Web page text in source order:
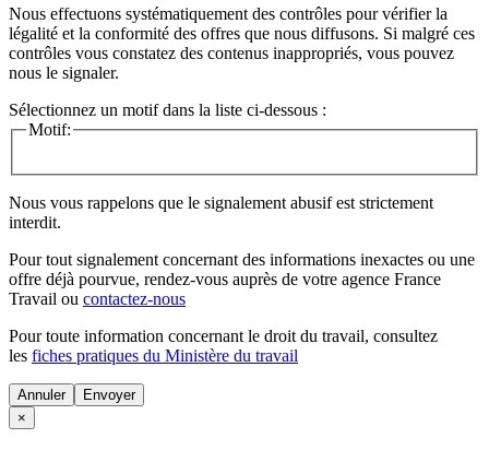
Nous effectuons systématiquement des contrôles pour vérifier la
légalité et la conformité des offres que nous diffusons. Si malgré ces
contrôles vous constatez des contenus inappropriés, vous pouvez
nous le signaler.
Sélectionnez un motif dans la liste ci-dessous :
Motif:
Nous vous rappelons que le signalement abusif est strictement
interdit.
Pour tout signalement concernant des informations inexactes ou une
offre déjà pourvue, rendez-vous auprès de votre agence France
Travail ou contactez-nous
Pour toute information concernant le droit du travail, consultez
les fiches pratiques du Ministère du travail
Annuler
×